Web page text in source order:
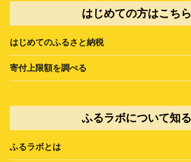
はじめての方はこちら
はじめてのふるさと納税
寄付上限額を調べる
ふるラボについて知る
ふるラボとは